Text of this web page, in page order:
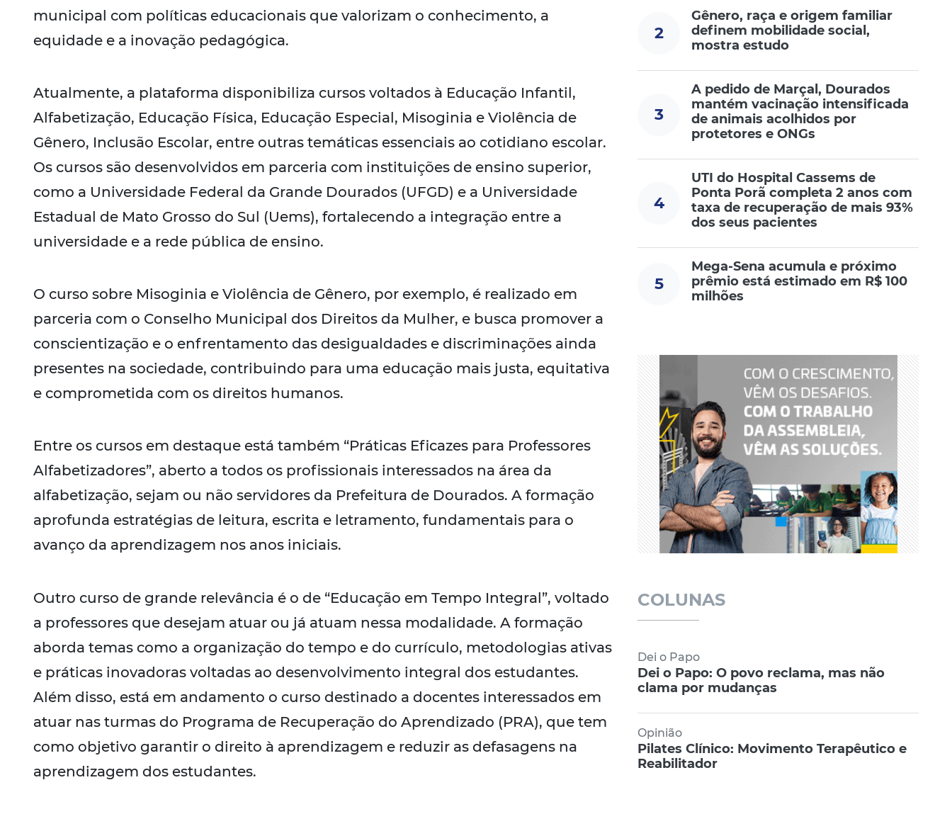
municipal com políticas educacionais que valorizam o conhecimento, a
equidade e a inovação pedagógica.
Atualmente, a plataforma disponibiliza cursos voltados à Educação Infantil,
Alfabetização, Educação Física, Educação Especial, Misoginia e Violência de
Gênero, Inclusão Escolar, entre outras temáticas essenciais ao cotidiano escolar.
Os cursos são desenvolvidos em parceria com instituições de ensino superior,
como a Universidade Federal da Grande Dourados (UFGD) e a Universidade
Estadual de Mato Grosso do Sul (Uems), fortalecendo a integração entre a
universidade e a rede pública de ensino.
O curso sobre Misoginia e Violência de Gênero, por exemplo, é realizado em
parceria com o Conselho Municipal dos Direitos da Mulher, e busca promover a
conscientização e o enfrentamento das desigualdades e discriminações ainda
presentes na sociedade, contribuindo para uma educação mais justa, equitativa
e comprometida com os direitos humanos.
Entre os cursos em destaque está também “Práticas Eficazes para Professores
Alfabetizadores”, aberto a todos os profissionais interessados na área da
alfabetização, sejam ou não servidores da Prefeitura de Dourados. A formação
aprofunda estratégias de leitura, escrita e letramento, fundamentais para o
avanço da aprendizagem nos anos iniciais.
Outro curso de grande relevância é o de “Educação em Tempo Integral”, voltado
a professores que desejam atuar ou já atuam nessa modalidade. A formação
aborda temas como a organização do tempo e do currículo, metodologias ativas
e práticas inovadoras voltadas ao desenvolvimento integral dos estudantes.
Além disso, está em andamento o curso destinado a docentes interessados em
atuar nas turmas do Programa de Recuperação do Aprendizado (PRA), que tem
como objetivo garantir o direito à aprendizagem e reduzir as defasagens na
aprendizagem dos estudantes.
2
Gênero, raça e origem familiar
definem mobilidade social,
mostra estudo
3
A pedido de Marçal, Dourados
mantém vacinação intensificada
de animais acolhidos por
protetores e ONGs
4
UTI do Hospital Cassems de
Ponta Porã completa 2 anos com
taxa de recuperação de mais 93%
dos seus pacientes
5
Mega-Sena acumula e próximo
prêmio está estimado em R$ 100
milhões
COLUNAS
Dei o Papo
Dei o Papo: O povo reclama, mas não
clama por mudanças
Opinião
Pilates Clínico: Movimento Terapêutico e
Reabilitador